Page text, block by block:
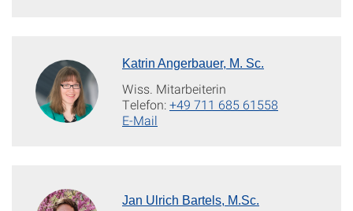
Katrin Angerbauer, M. Sc.
Wiss. Mitarbeiterin
Telefon:+49 711 685 61558
E-Mail
Jan Ulrich Bartels, M.Sc.